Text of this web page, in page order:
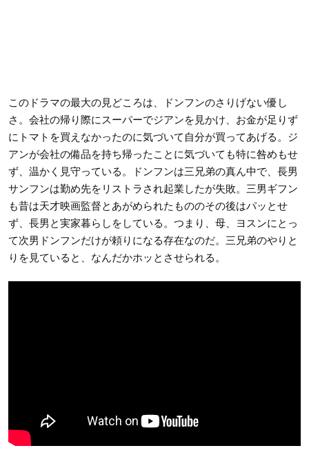
このドラマの最大の見どころは、ドンフンのさりげない優し
さ。会社の帰り際にスーパーでジアンを見かけ、お金が足りず
にトマトを買えなかったのに気づいて自分が買ってあげる。ジ
アンが会社の備品を持ち帰ったことに気づいても特に咎めもせ
ず、温かく見守っている。ドンフンは三兄弟の真ん中で、長男
サンフンは勤め先をリストラされ起業したが失敗。三男ギフン
も昔は天才映画監督とあがめられたもののその後はパッとせ
ず、長男と実家暮らしをしている。つまり、母、ヨスンにとっ
て次男ドンフンだけが頼りになる存在なのだ。三兄弟のやりと
りを見ていると、なんだかホッとさせられる。